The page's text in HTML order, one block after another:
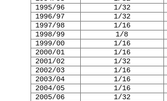
1995/96
1/32
1996/97
1/32
1997/98
1/16
1998/99
1/8
1999/00
1/16
2000/01
1/16
2001/02
1/32
2002/03
1/16
2003/04
1/16
2004/05
1/16
2005/06
1/32